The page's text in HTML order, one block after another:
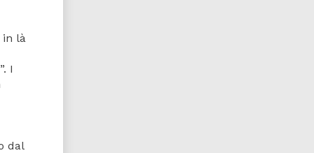
in là
I
dal